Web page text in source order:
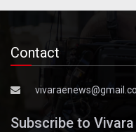
Contact
Subscribe to